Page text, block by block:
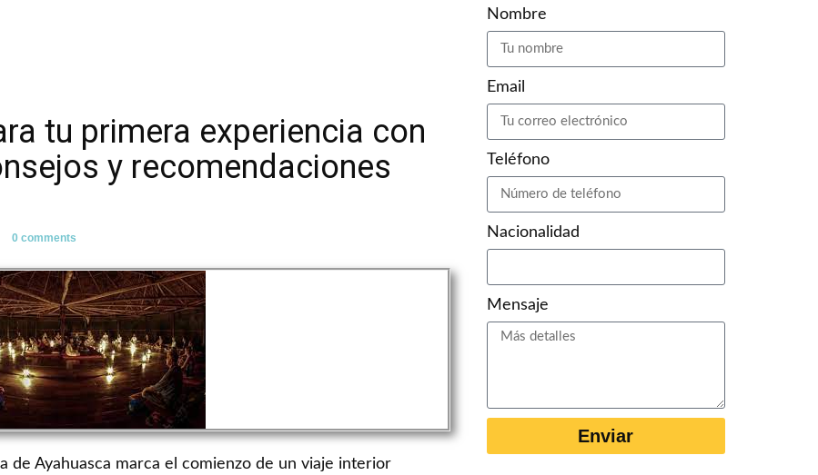
tu primera experiencia con
y recomendaciones
0 comments
de Ayahuasca marca el comienzo de un viaje interior
Nombre
Email
Teléfono
Nacionalidad
Mensaje
Enviar